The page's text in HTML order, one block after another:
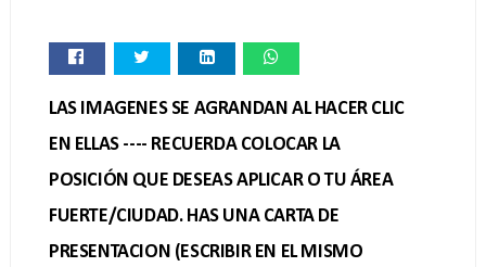
LAS IMAGENES SE AGRANDAN AL HACER CLIC
EN ELLAS ---- RECUERDA COLOCAR LA
POSICIÓN QUE DESEAS APLICAR O TU ÁREA
FUERTE/CIUDAD. HAS UNA CARTA DE
PRESENTACION (ESCRIBIR EN EL MISMO